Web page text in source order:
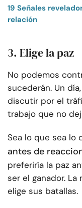
19 Señales
relación
3. Elige la paz
No podemos
sucederán. Un
discutir por el
trabajo que no
Sea lo que sea lo
antes de
preferiría la paz
ser el ganador.
elige sus batallas.